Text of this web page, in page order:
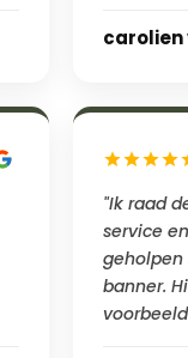
carolien
"Ik raad
service
geholpen
banner.